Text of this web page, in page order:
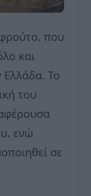
που
και
Ελλάδα. Το
του
ενώ
σε